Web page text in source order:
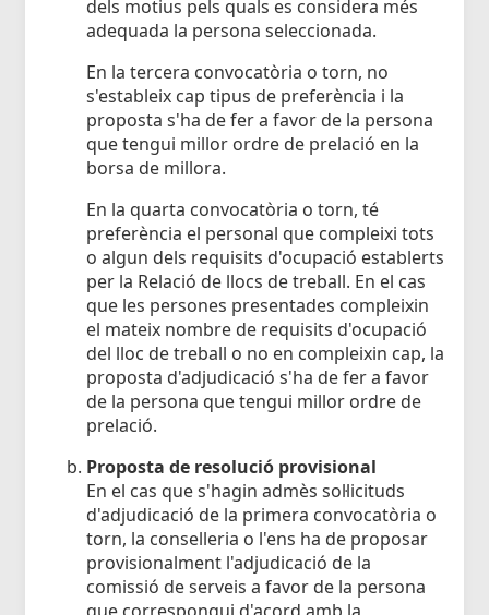
dels motius pels quals es considera més
adequada la persona seleccionada.
En la tercera convocatòria o torn, no
s'estableix cap tipus de preferència i la
proposta s'ha de fer a favor de la persona
que tengui millor ordre de prelació en la
borsa de millora.
En la quarta convocatòria o torn, té
preferència el personal que compleixi tots
o algun dels requisits d'ocupació establerts
per la Relació de llocs de treball. En el cas
que les persones presentades compleixin
el mateix nombre de requisits d'ocupació
del lloc de treball o no en compleixin cap, la
proposta d'adjudicació s'ha de fer a favor
de la persona que tengui millor ordre de
prelació.
Proposta de resolució provisional
En el cas que s'hagin admès sol·licituds
d'adjudicació de la primera convocatòria o
torn, la conselleria o l'ens ha de proposar
provisionalment l'adjudicació de la
comissió de serveis a favor de la persona